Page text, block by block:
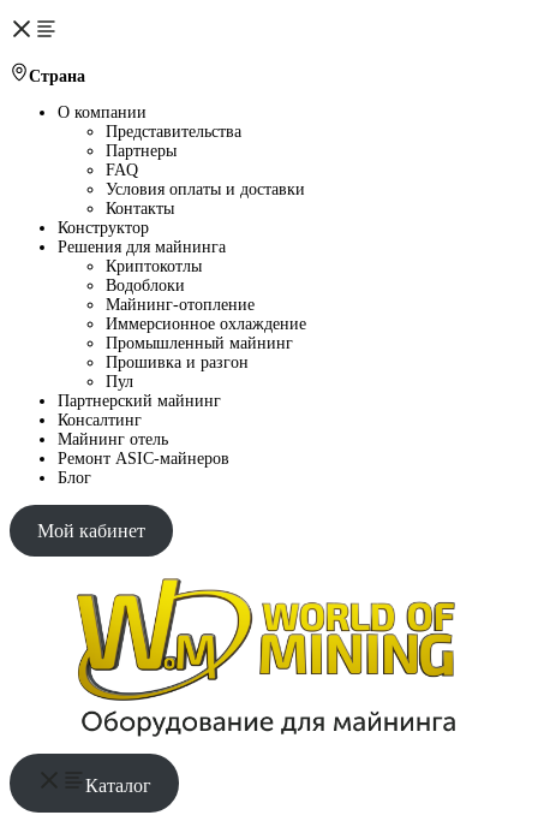
Страна
О компании
Представительства
Партнеры
FAQ
Условия оплаты и доставки
Контакты
Конструктор
Решения для майнинга
Криптокотлы
Водоблоки
Майнинг-отопление
Иммерсионное охлаждение
Промышленный майнинг
Прошивка и разгон
Пул
Партнерский майнинг
Консалтинг
Майнинг отель
Ремонт ASIC-майнеров
Блог
Мой кабинет
Каталог